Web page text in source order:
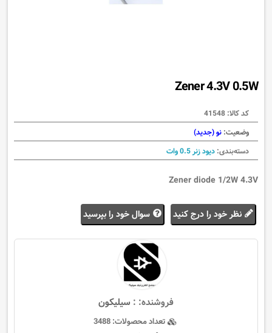
Zener 4.3V 0.5W
کد کالا: 41548
وضعیت: نو (جدید)
دسته‌بندی: دیود زنر 0.5 وات
Zener diode 1/2W 4.3V
نظر خود را درج کنید سوال خود را بپرسید
فروشنده: : سيليكون
تعداد محصولات:3488